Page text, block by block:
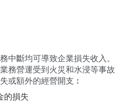
中斷均可導致企業損失收入。
務營運受到火災和水浸等事故
或額外的經營開支︰
的損失